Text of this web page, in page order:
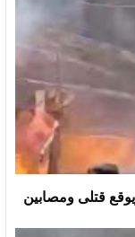
قتلى ومصابين